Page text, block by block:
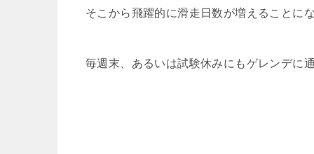
そこから飛躍的に滑走日数が増えることにな
毎週末、あるいは試験休みにもゲレンデに通